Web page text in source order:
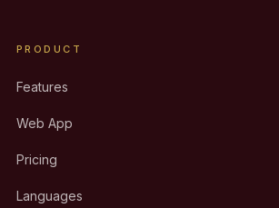
PRODUCT
Features
Web App
Pricing
Languages